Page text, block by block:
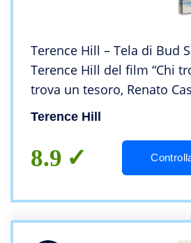
Terence Hill – Tela di Bud
Terence Hill del film “Chi
trova un tesoro, Renato
120 x 50 cm
Terence Hill
8.9